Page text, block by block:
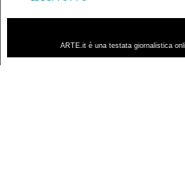
ARTE.it è una testata giornalistica